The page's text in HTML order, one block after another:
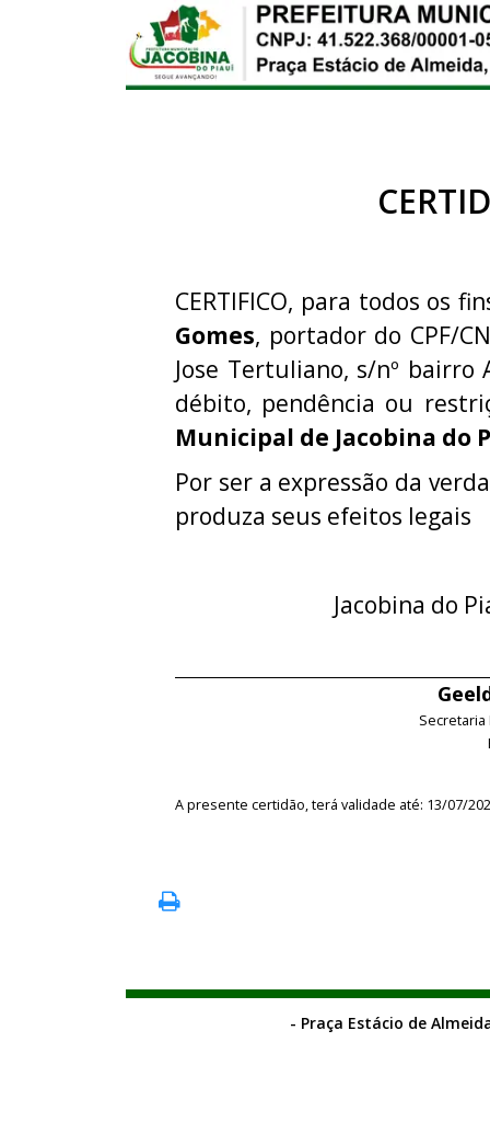
CERTIFICO, para todos os
Gomes, portador do CPF/
Jose Tertuliano, s/nº bairro
débito, pendência ou
Municipal de Jacobina do
Por ser a expressão da
produza seus efeitos legais
Jacobina do
A presente certidão, terá validade até: 13/07/
- Praça Estácio de